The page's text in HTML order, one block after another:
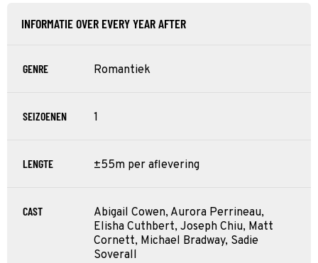
INFORMATIE OVER EVERY YEAR AFTER
GENRE Romantiek
SEIZOENEN 1
LENGTE ±55m per aflevering
CAST
Abigail Cowen, Aurora Perrineau,
Elisha Cuthbert, Joseph Chiu, Matt
Cornett, Michael Bradway, Sadie
Soverall